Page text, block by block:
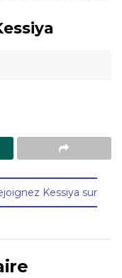
Kessiya sur